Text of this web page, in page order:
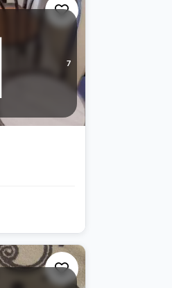
7